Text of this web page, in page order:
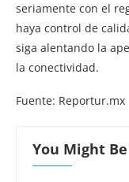
seriamente con el
haya control de
siga alentando la
la conectividad.
Fuente: Reportur.mx
You Might